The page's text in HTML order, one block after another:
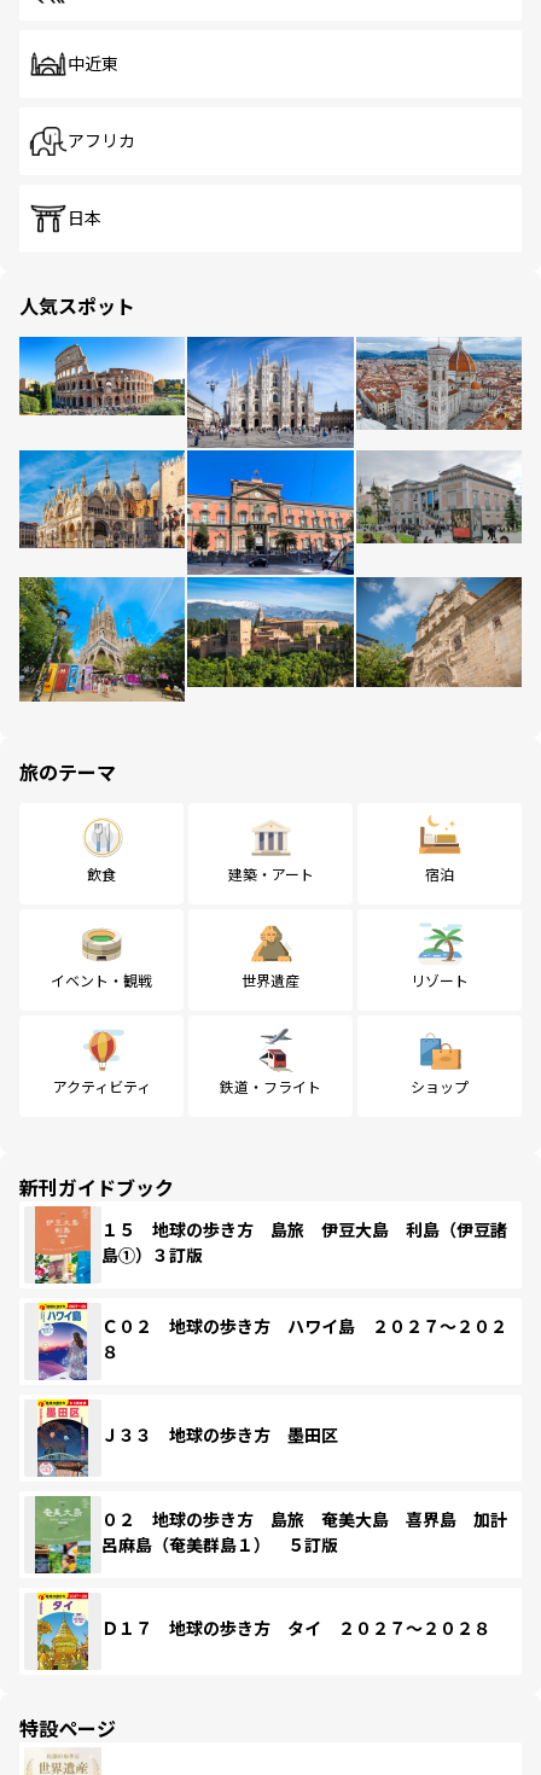
中近東
アフリカ
日本
人気スポット
旅のテーマ
飲食 建築・アート 宿泊
イベント・観戦 世界遺産 リゾート
アクティビティ 鉄道・フライト ショップ
新刊ガイドブック
１５ 地球の歩き方 島旅 伊豆大島 利島（伊豆諸
島①）３訂版
Ｃ０２ 地球の歩き方 ハワイ島 ２０２７～２０２
８
Ｊ３３ 地球の歩き方 墨田区
０２ 地球の歩き方 島旅 奄美大島 喜界島 加計
呂麻島（奄美群島１） ５訂版
Ｄ１７ 地球の歩き方 タイ ２０２７～２０２８
特設ページ